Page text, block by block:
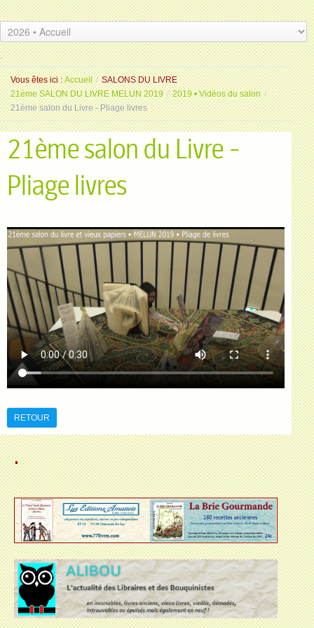
.
.
Vous êtes ici : Accueil / SALONS DU LIVRE
21ème SALON DU LIVRE MELUN 2019 / 2019 • Vidéos du salon /
21ème salon du Livre - Pliage livres
21ème salon du Livre -
Pliage livres
RETOUR
.